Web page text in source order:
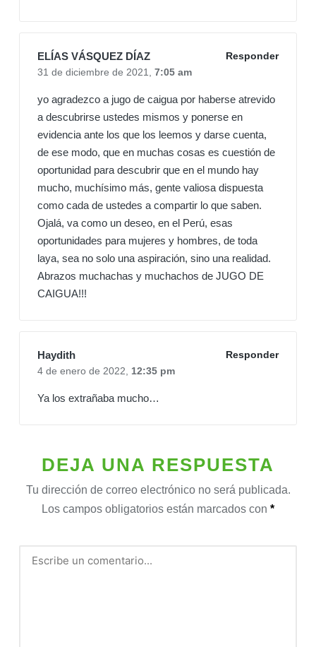
ELÍAS VÁSQUEZ DÍAZ
Responder
31 de diciembre de 2021, 7:05 am
yo agradezco a jugo de caigua por haberse atrevido
a descubrirse ustedes mismos y ponerse en
evidencia ante los que los leemos y darse cuenta,
de ese modo, que en muchas cosas es cuestión de
oportunidad para descubrir que en el mundo hay
mucho, muchísimo más, gente valiosa dispuesta
como cada de ustedes a compartir lo que saben.
Ojalá, va como un deseo, en el Perú, esas
oportunidades para mujeres y hombres, de toda
laya, sea no solo una aspiración, sino una realidad.
Abrazos muchachas y muchachos de JUGO DE
CAIGUA!!!
Haydith
Responder
4 de enero de 2022, 12:35 pm
Ya los extrañaba mucho…
DEJA UNA RESPUESTA
Tu dirección de correo electrónico no será publicada.
Los campos obligatorios están marcados con *